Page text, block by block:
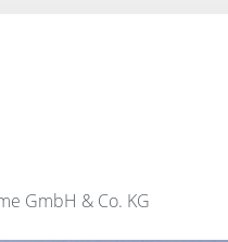
GmbH & Co. KG